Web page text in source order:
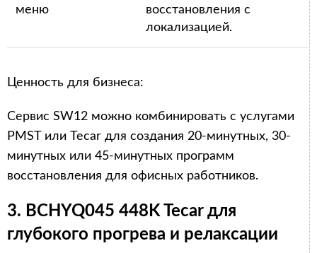
меню
восстановления с
локализацией.
Ценность для бизнеса:
Сервис SW12 можно комбинировать с услугами
PMST или Tecar для создания 20-минутных, 30-
минутных или 45-минутных программ
восстановления для офисных работников.
3. BCHYQ045 448K Tecar для
глубокого прогрева и релаксации